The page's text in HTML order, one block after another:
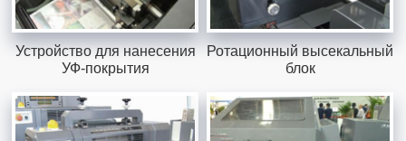
Устройство для нанесения
УФ-покрытия
Ротационный высекальный
блок